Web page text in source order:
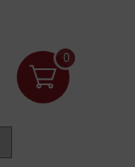
0